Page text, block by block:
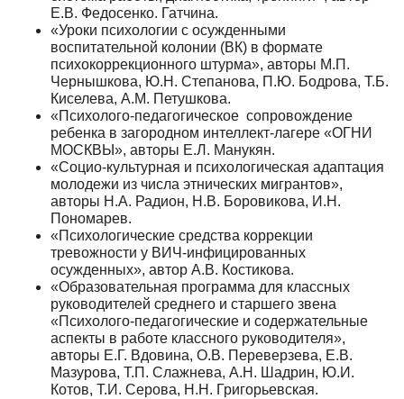
Е.В. Федосенко. Гатчина.
«Уроки психологии с осужденными
воспитательной колонии (ВК) в формате
психокоррекционного штурма», авторы М.П.
Чернышкова, Ю.Н. Степанова, П.Ю. Бодрова, Т.Б.
Киселева, А.М. Петушкова.
«Психолого-педагогическое сопровождение
ребенка в загородном интеллект-лагере «ОГНИ
МОСКВЫ», авторы Е.Л. Манукян.
«Социо-культурная и психологическая адаптация
молодежи из числа этнических мигрантов»,
авторы Н.А. Радион, Н.В. Боровикова, И.Н.
Пономарев.
«Психологические средства коррекции
тревожности у ВИЧ-инфицированных
осужденных», автор А.В. Костикова.
«Образовательная программа для классных
руководителей среднего и старшего звена
«Психолого-педагогические и содержательные
аспекты в работе классного руководителя»,
авторы Е.Г. Вдовина, О.В. Переверзева, Е.В.
Мазурова, Т.П. Слажнева, А.Н. Шадрин, Ю.И.
Котов, Т.И. Серова, Н.Н. Григорьевская.